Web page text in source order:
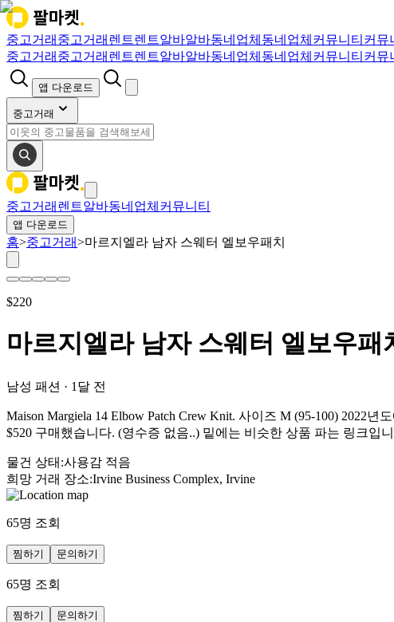
중고거래 중고거래 렌트렌트알바알바동네업체 동네업체 커뮤니티 커뮤
중고거래 중고거래 렌트렌트알바알바동네업체 동네업체 커뮤니티 커뮤
앱 다운로드
중고거래
중고거래 렌트알바동네업체 커뮤니티
앱 다운로드
홈>중고거래>마르지엘라 남자 스웨터 엘보우패치
$220
마르지엘라 남자 스웨터 엘보우패
남성 패션 · 1달 전
Maison Margiela 14 Elbow Patch Crew Knit. 사이즈 M (95-100) 2022
$520 구매했습니다. (영수증 없음..) 밑에는 비슷한 상품 파는 링크입
물건 상태 :사용감 적음
희망 거래 장소:Irvine Business Complex, Irvine
65명 조회
찜하기 문의하기
65명 조회
찜하기 문의하기